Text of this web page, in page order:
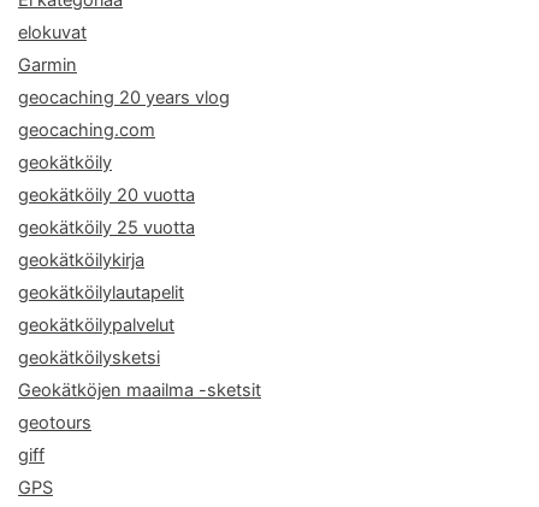
elokuvat
Garmin
geocaching 20 years vlog
geocaching.com
geokätköily
geokätköily 20 vuotta
geokätköily 25 vuotta
geokätköilykirja
geokätköilylautapelit
geokätköilypalvelut
geokätköilysketsi
Geokätköjen maailma -sketsit
geotours
giff
GPS